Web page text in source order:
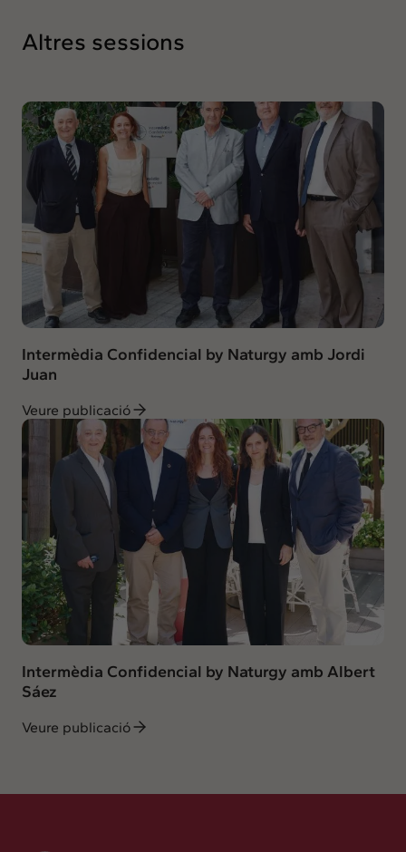
Altres sessions
Intermèdia Confidencial by Naturgy amb Jordi
Juan
Veure publicació
Intermèdia Confidencial by Naturgy amb Albert
Sáez
Veure publicació